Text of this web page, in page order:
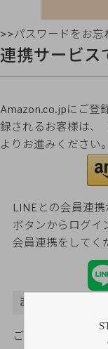
>>パスワードをお忘
連携サービス
Amazon.co.jpにご登
録されるお客様は、
よりお進みください。
LINEとの会員連
ボタンからログイ
会員連携をしてく
まだご登録がお
ご購入金額の3％